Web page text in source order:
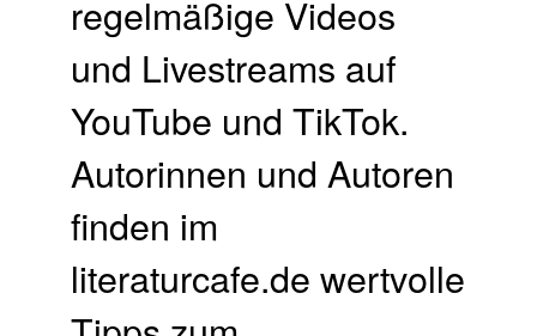
regelmäßige Videos
und Livestreams auf
YouTube und TikTok.
Autorinnen und Autoren
finden im
literaturcafe.de wertvolle